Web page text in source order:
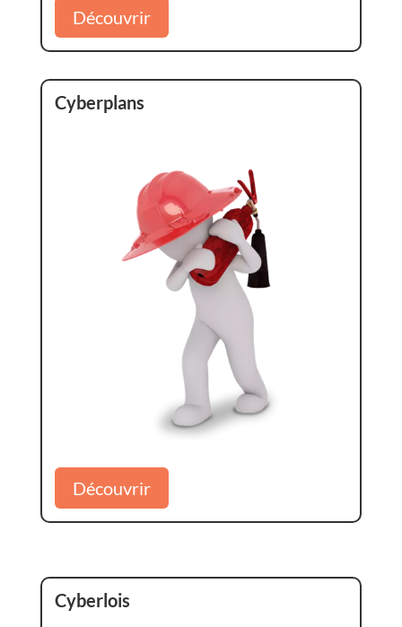
Découvrir
Cyberplans
Découvrir
Cyberlois